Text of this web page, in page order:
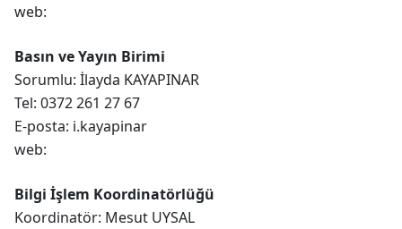
web:
Basın ve Yayın Birimi
Sorumlu: İlayda KAYAPINAR
Tel: 0372 261 27 67
E-posta: i.kayapinar
web:
Bilgi İşlem Koordinatörlüğü
Koordinatör: Mesut UYSAL